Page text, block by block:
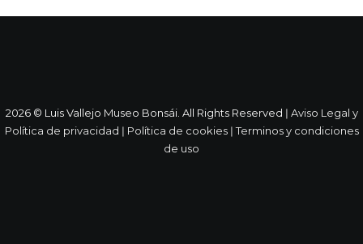
2026 © Luis Vallejo Museo Bonsái. All Rights Reserved ǀ Aviso Legal y
Política de privacidad ǀ Política de cookiesǀTerminos y condiciones
de uso